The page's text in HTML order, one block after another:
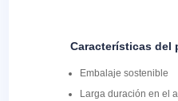
Características del
Embalaje sostenible
Larga duración en el